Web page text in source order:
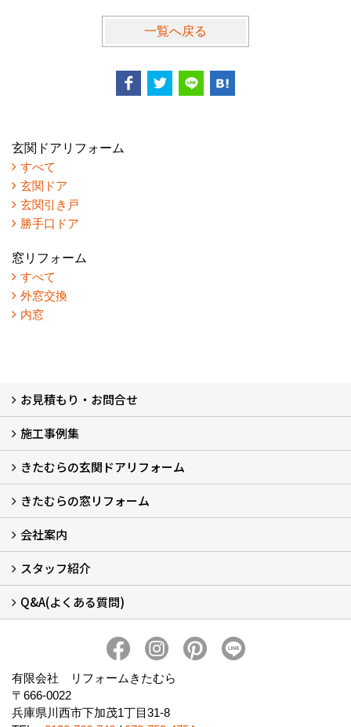
一覧へ戻る
玄関ドアリフォーム
すべて
玄関ドア
玄関引き戸
勝手口ドア
窓リフォーム
すべて
外窓交換
内窓
お見積もり・お問合せ
LINEで概算見積もり
チャットで質問
問い合わせフォームから
オンライン相談
電話で相談
無料現地調査をご希望の方
施工事例集
玄関ドアリフォーム
玄関引戸リフォーム
勝手口ドアリフォーム
窓リフォーム
きたむらの玄関ドアリフォーム
玄関ドアリフォームについて
リシェントについて (23)
・玄関ドアバリエーション (52)
・玄関引戸バリエーション (44)
・勝手口ドアバリエーション (11)
安心の自社施工
無料点検
保証について
価格について
概算見積について (2)
きたむらの窓リフォーム
窓リフォームについて (5)
・内窓設置-LIXILインプラス
・内窓設置-AGCまどまど
・窓交換
・エコガラス交換
・防犯・防災ガラス交換
会社案内
会社概要 (2)
ブログ
アクセス
施工エリア
施工までの流れ
SNSインフォメーション
チャット機能
オンライン打合わせ
補助金について (2)
スタッフ紹介
スタッフ紹介
Q&A(よくある質問)
有限会社 リフォームきたむら
〒666-0022
兵庫県川西市下加茂1丁目31-8